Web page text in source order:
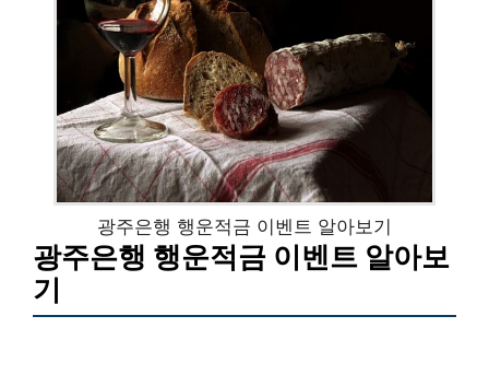
광주은행 행운적금 이벤트 알아보기
광주은행 행운적금 이벤트 알아보
기